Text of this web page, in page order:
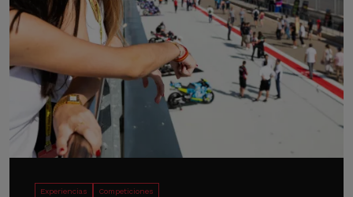
Experiencias Competiciones